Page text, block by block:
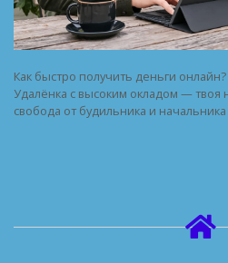
Как быстро получить деньги
Удалёнка с высоким окладом — твоя
свобода от будильника и начальника